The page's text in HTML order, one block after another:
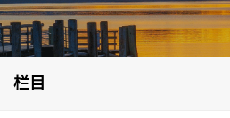
栏目